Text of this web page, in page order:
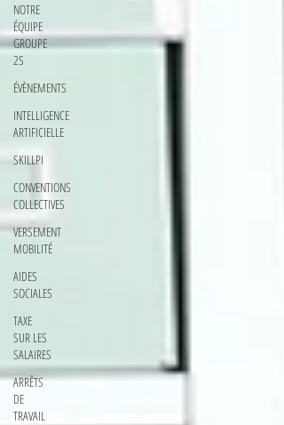
NOTRE
ÉQUIPE
GROUPE
2S
ÉVÈNEMENTS
INTELLIGENCE
ARTIFICIELLE
SKILLPI
CONVENTIONS
COLLECTIVES
VERSEMENT
MOBILITÉ
AIDES
SOCIALES
TAXE
SUR LES
SALAIRES
ARRÊTS
DE
TRAVAIL